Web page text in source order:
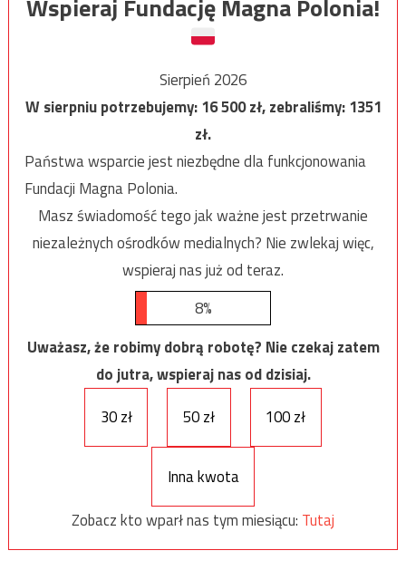
Wspieraj Fundację Magna Polonia!
Sierpień 2026
W sierpniu potrzebujemy:16 500zł, zebraliśmy:1351
zł.
Państwa wsparcie jest niezbędne dla funkcjonowania
Fundacji Magna Polonia.
Masz świadomość tego jak ważne jest przetrwanie
niezależnych ośrodków medialnych? Nie zwlekaj więc,
wspieraj nas już od teraz.
8%
Uważasz, że robimy dobrą robotę? Nie czekaj zatem
do jutra, wspieraj nas od dzisiaj.
30 zł
50 zł 100 zł
Inna kwota
Zobacz kto wparł nas tym miesiącu: Tutaj